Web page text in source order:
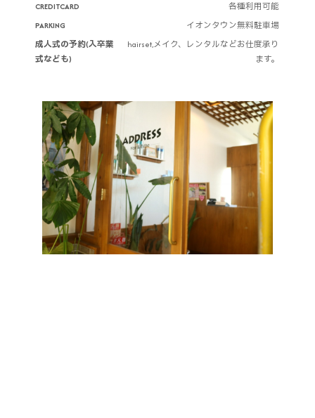
CREDITCARD
各種利用可能
PARKING
イオンタウン無料駐車場
成人式の予約(入卒業
式なども)
hairset,メイク、レンタルなどお仕度承り
ます。